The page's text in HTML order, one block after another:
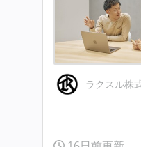
ラクスル株